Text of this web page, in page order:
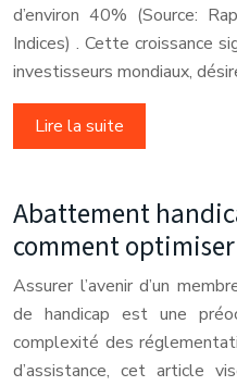
d’environ 40% (Source:
Indices) . Cette croissance
investisseurs mondiaux,
Lire la suite
Abattement
comment
Assurer l’avenir d’un
de handicap est une
complexité des
d’assistance, cet article